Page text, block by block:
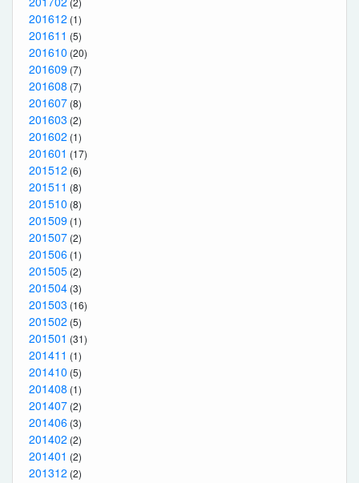
201612 (1)
201611 (5)
201610 (20)
201609 (7)
201608 (7)
201607 (8)
201603 (2)
201602 (1)
201601 (17)
201512 (6)
201511 (8)
201510 (8)
201509 (1)
201507 (2)
201506 (1)
201505 (2)
201504 (3)
201503 (16)
201502 (5)
201501 (31)
201411 (1)
201410 (5)
201408 (1)
201407 (2)
201406 (3)
201402 (2)
201401 (2)
201312 (2)